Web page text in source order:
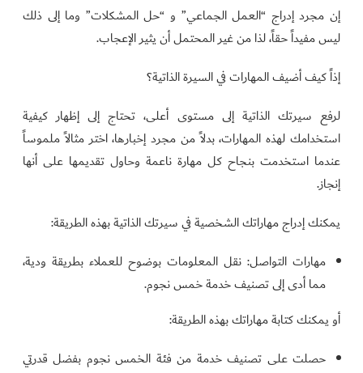
إن مجرد إدراج “العمل الجماعي” و “حل المشكلات” وما إلى ذلك
ليس مفيداً حقاً، لذا من غير المحتمل أن يثير الإعجاب.
إذاً كيف أضيف المهارات في السيرة الذاتية؟
لرفع سيرتك الذاتية إلى مستوى أعلى، تحتاج إلى إظهار كيفية
استخدامك لهذه المهارات، بدلاً من مجرد إخبارها، اختر مثالاً ملموساً
عندما استخدمت بنجاح كل مهارة ناعمة وحاول تقديمها على أنها
إنجاز.
يمكنك إدراج مهاراتك الشخصية في سيرتك الذاتية بهذه الطريقة:
مهارات التواصل: نقل المعلومات بوضوح للعملاء بطريقة ودية،
مما أدى إلى تصنيف خدمة خمس نجوم.
أو يمكنك كتابة مهاراتك بهذه الطريقة:
حصلت على تصنيف خدمة من فئة الخمس نجوم بفضل قدرتي